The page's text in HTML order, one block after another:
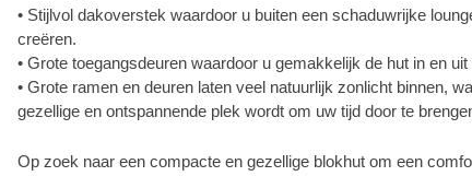
• Stijlvol dakoverstek waardoor u buiten een schaduwrijke
creëren.
• Grote toegangsdeuren waardoor u gemakkelijk de hut in en uit
• Grote ramen en deuren laten veel natuurlijk zonlicht binnen,
gezellige en ontspannende plek wordt om uw tijd door te
Op zoek naar een compacte en gezellige blokhut om een